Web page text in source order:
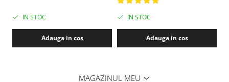
IN STOC
Adauga in cos
IN STOC
Adauga in cos
MAGAZINUL MEU